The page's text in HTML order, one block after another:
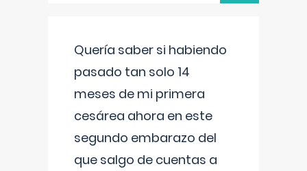
Quería saber si habiendo
pasado tan solo 14
meses de mi primera
cesárea ahora en este
segundo embarazo del
que salgo de cuentas a